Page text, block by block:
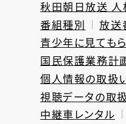
秋田朝日放送 人
番組種別
放送
青少年に見ても
国民保護業務計
個人情報の取扱
視聴データの取
中継車レンタル